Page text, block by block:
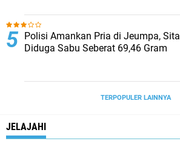
Polisi Amankan Pria di Jeumpa, Sita
Diduga Sabu Seberat 69,46 Gram
TERPOPULER LAINNYA
JELAJAHI